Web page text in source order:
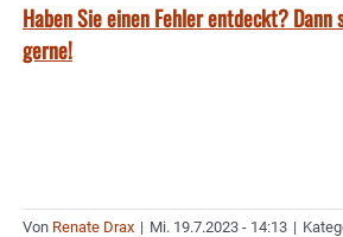
Haben Sie einen Fehler entdeckt? Dann
gerne!
Von Renate Drax | Mi. 19.7.2023 - 14:13 |